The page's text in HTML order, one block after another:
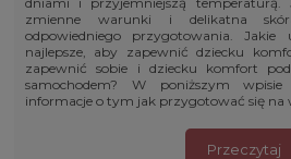
zmienne warunki i delikatna
odpowiedniego przygotowania.
najlepsze, aby zapewnić dziecku
zapewnić sobie i dziecku komfort
samochodem? W poniższym wpisie
informacje o tym jak przygotować się na
Przeczytaj